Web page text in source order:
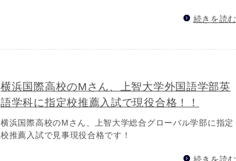
続きを読む
横浜国際高校のMさん、上智大学外国語学部英
語学科に指定校推薦入試で現役合格！！
横浜国際高校のMさん、上智大学総合グローバル学部に指定
校推薦入試で見事現役合格です！